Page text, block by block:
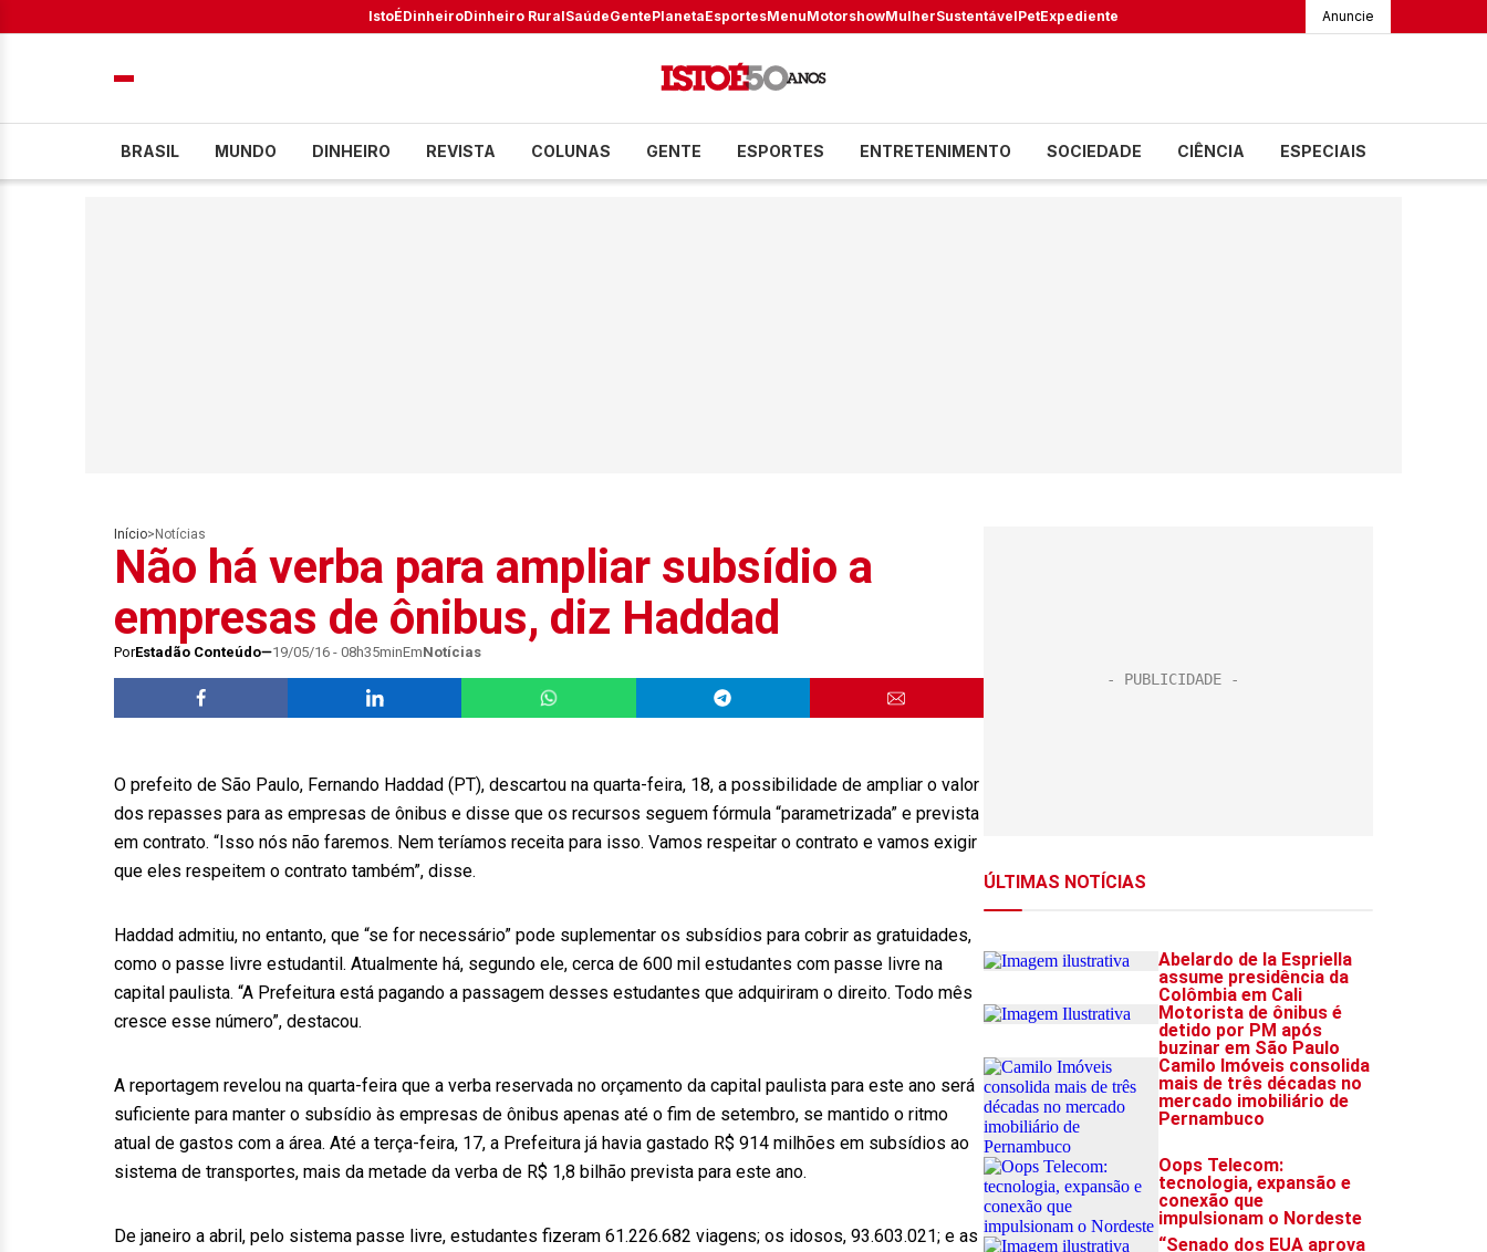
IstoÉDinheiroDinheiro RuralSaúdeGentePlanetaEsportesMenuMotorshowMulherSustentávelPetExpediente Anuncie
BRASIL MUNDO DINHEIRO REVISTA COLUNAS GENTE ESPORTES ENTRETENIMENTO SOCIEDADE CIÊNCIA ESPECIAIS
Início> Notícias
Não há verba para ampliar subsídio a
empresas de ônibus, diz Haddad
PorEstadão Conteúdo 19/05/16 - 08h35minEmNotícias
O prefeito de São Paulo, Fernando Haddad (PT), descartou na quarta-feira, 18, a possibilidade de ampliar o valor
dos repasses para as empresas de ônibus e disse que os recursos seguem fórmula “parametrizada” e prevista
em contrato. “Isso nós não faremos. Nem teríamos receita para isso. Vamos respeitar o contrato e vamos exigir
que eles respeitem o contrato também”, disse.
Haddad admitiu, no entanto, que “se for necessário” pode suplementar os subsídios para cobrir as gratuidades,
como o passe livre estudantil. Atualmente há, segundo ele, cerca de 600 mil estudantes com passe livre na
capital paulista. “A Prefeitura está pagando a passagem desses estudantes que adquiriram o direito. Todo mês
cresce esse número”, destacou.
A reportagem revelou na quarta-feira que a verba reservada no orçamento da capital paulista para este ano será
suficiente para manter o subsídio às empresas de ônibus apenas até o fim de setembro, se mantido o ritmo
atual de gastos com a área. Até a terça-feira, 17, a Prefeitura já havia gastado R$ 914 milhões em subsídios ao
sistema de transportes, mais da metade da verba de R$ 1,8 bilhão prevista para este ano.
De janeiro a abril, pelo sistema passe livre, estudantes fizeram 61.226.682 viagens; os idosos, 93.603.021; e as